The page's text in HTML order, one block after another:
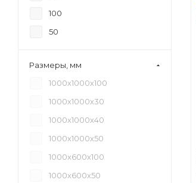
100
50
Размеры, мм
1000х1000х100
1000х1000х30
1000х1000х40
1000х1000х50
1000х600х100
1000х600х50